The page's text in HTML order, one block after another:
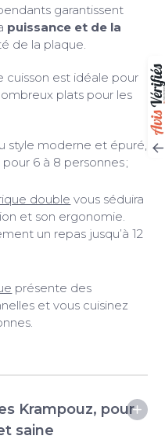
garantissent
puissance et de la
de la plaque.
cuisson est idéale pour
plats pour les
style moderne et épuré,
6 à 8 personnes ;
double vous séduira
et son ergonomie.
un repas jusqu’à 12
présente des
et vous cuisinez
Krampouz, pour
saine